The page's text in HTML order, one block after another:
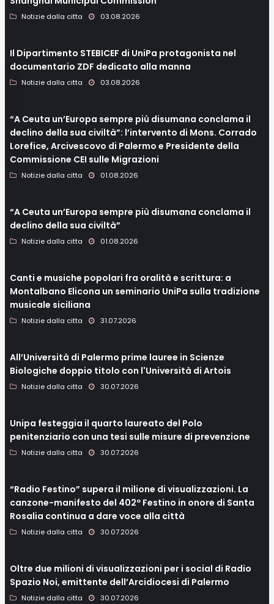
Notizie dalla citta 03.08.2026
Il Dipartimento STEBICEF di UniPa protagonista nel
documentario ZDF dedicato alla manna
Notizie dalla citta 03.08.2026
“A Ceuta un’Europa sempre più disumana conclama il
declino della sua civiltà”: l’intervento di Mons. Corrado
Lorefice, Arcivescovo di Palermo e Presidente della
Commissione CEI sulle Migrazioni
Notizie dalla citta 01.08.2026
“A Ceuta un’Europa sempre più disumana conclama il
declino della sua civiltà”
Notizie dalla citta 01.08.2026
Canti e musiche popolari fra oralità e scrittura: a
Montalbano Elicona un seminario UniPa sulla tradizione
musicale siciliana
Notizie dalla citta 31.07.2026
All’Università di Palermo prime lauree in Scienze
Biologiche doppio titolo con l'Università di Artois
Notizie dalla citta 30.07.2026
Unipa festeggia il quarto laureato del Polo
penitenziario con una tesi sulle misure di prevenzione
Notizie dalla citta 30.07.2026
“Radio Festino” supera il milione di visualizzazioni. La
canzone-manifesto del 402º Festino in onore di Santa
Rosalia continua a dare voce alla città
Notizie dalla citta 30.07.2026
Oltre due milioni di visualizzazioni per i social di Radio
Spazio Noi, emittente dell’Arcidiocesi di Palermo
Notizie dalla citta 30.07.2026